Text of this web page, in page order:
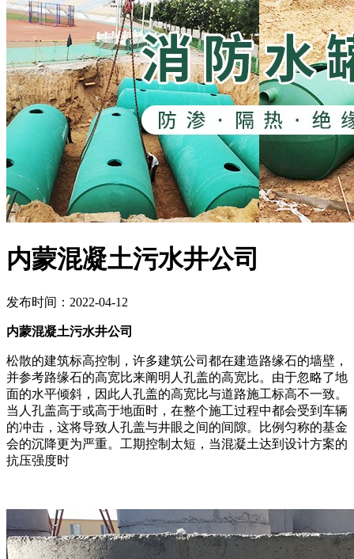
内蒙混凝土污水井公司
发布时间：2022-04-12
内蒙混凝土污水井公司
松散的建筑标高控制，许多建筑公司都在建造路缘石的墙壁，
并参考路缘石的高宽比来阐明人孔盖的高宽比。由于忽略了地
面的水平倾斜，因此人孔盖的高宽比与道路施工标高不一致。
当人孔盖高于或高于地面时，在整个施工过程中都会受到车辆
的冲击，这将导致人孔盖与井眼之间的间隙。比例匀称的基金
会的沉降更为严重。工期控制太短，当混凝土达到设计方案的
抗压强度时